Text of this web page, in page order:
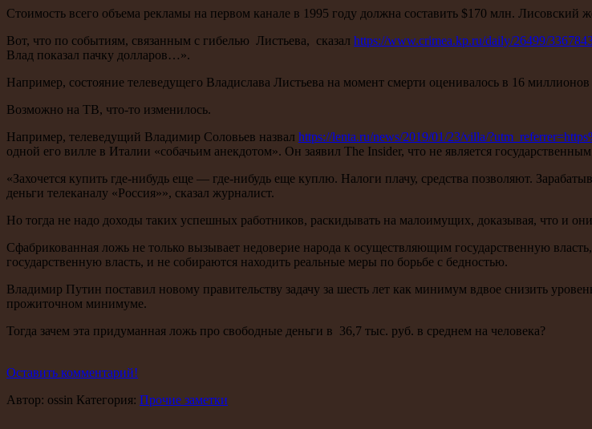
Стоимость всего объема рекламы на первом канале в 1995 году должна составить $170 млн. Лисовский
Вот, что по событиям, связанным с гибелью Листьева, сказал https://www.crimea.kp.ru/daily/26499/
Влад показал пачку долларов…».
Например, состояние телеведущего Владислава Листьева на момент смерти оценивалось в 16
Возможно на ТВ, что-то изменилось.
Например, телеведущий Владимир Соловьев назвал https://lenta.ru/news/2019/01/23/villa/
одной его вилле в Италии «собачьим анекдотом». Он заявил The Insider, что не является
«Захочется купить где-нибудь еще — где-нибудь еще куплю. Налоги плачу, средства позволяют.
деньги телеканалу «Россия»», сказал журналист.
Но тогда не надо доходы таких успешных работников, раскидывать на малоимущих, доказывая, что и
Сфабрикованная ложь не только вызывает недоверие народа к осуществляющим государственную
государственную власть, и не собираются находить реальные меры по борьбе с бедностью.
Владимир Путин поставил новому правительству задачу за шесть лет как минимум вдвое снизить
прожиточном минимуме.
Тогда зачем эта придуманная ложь про свободные деньги в 36,7 тыс. руб. в среднем на человека?
Оставить комментарий!
Автор: ossin Категория: Прочие заметки